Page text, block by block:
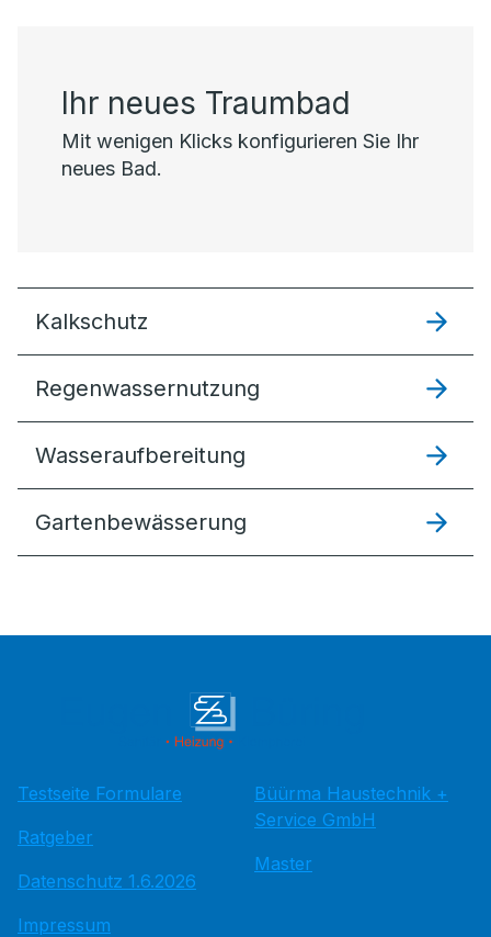
Ihr neues Traumbad
Mit wenigen Klicks konfigurieren Sie Ihr
neues Bad.
Kalkschutz
Regenwassernutzung
Wasseraufbereitung
Gartenbewässerung
Testseite Formulare
Ratgeber
Datenschutz 1.6.2026
Impressum
Büürma Haustechnik +
Service GmbH
Master